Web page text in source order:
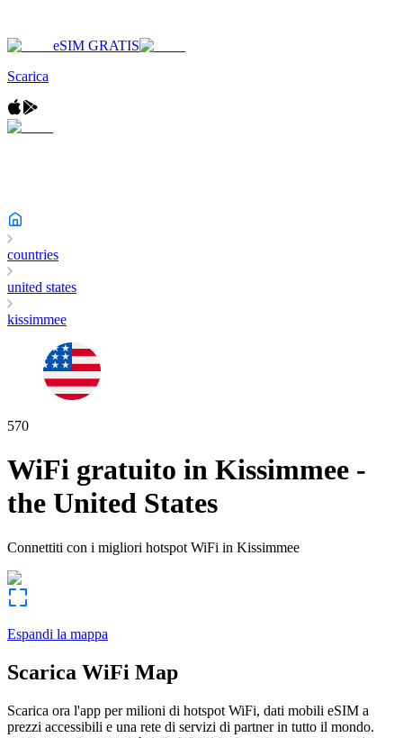
eSIM GRATIS
Scarica
countries
united states
kissimmee
570
WiFi gratuito in Kissimmee -
the United States
Connettiti con i migliori hotspot WiFi in Kissimmee
Espandi la mappa
Scarica WiFi Map
Scarica ora l'app per milioni di hotspot WiFi, dati mobili eSIM a
prezzi accessibili e una rete di servizi di partner in tutto il mondo.